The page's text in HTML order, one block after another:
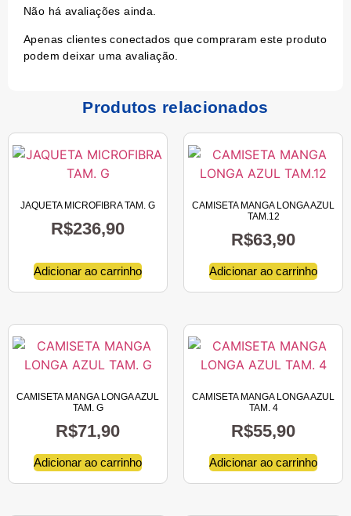
Não há avaliações ainda.
Apenas clientes conectados que compraram este produto
podem deixar uma avaliação.
Produtos relacionados
JAQUETA MICROFIBRA TAM. G
R$236,90
Adicionar ao carrinho
CAMISETA MANGA LONGA AZUL
TAM.12
R$63,90
Adicionar ao carrinho
CAMISETA MANGA LONGA AZUL
TAM. G
R$71,90
Adicionar ao carrinho
CAMISETA MANGA LONGA AZUL
TAM. 4
R$55,90
Adicionar ao carrinho